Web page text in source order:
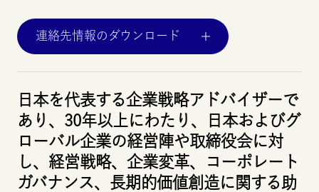
連絡先情報のダウンロード
日本を代表する企業戦略アドバイザーで
あり、30年以上にわたり、日本およびグ
ローバル企業の経営陣や取締役会に対
し、経営戦略、企業変革、コーポレート
ガバナンス、長期的価値創造に関する助